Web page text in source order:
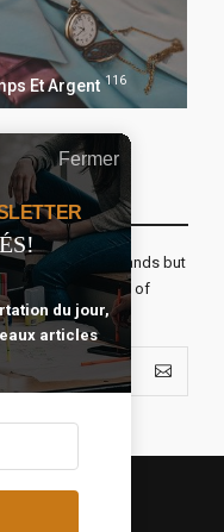
Et Argent 116
Matin
in seeking new lands but
secret destinations of
Fermer
du jour,
articles